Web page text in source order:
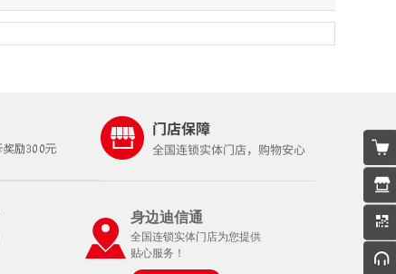
身边迪信通
全国连锁实体门店为您提供
贴心服务！